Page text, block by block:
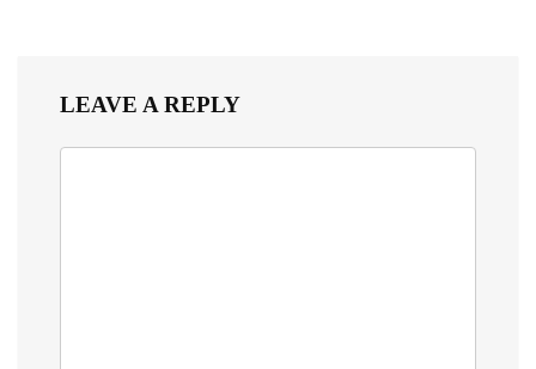
LEAVE A REPLY